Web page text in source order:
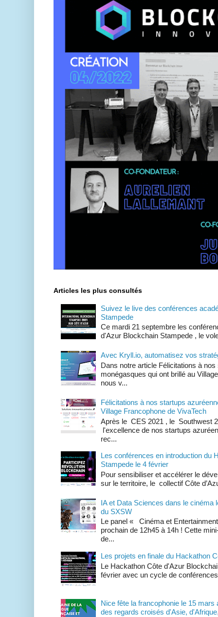
Articles les plus consultés
Suivez le live des conférences
Stampede
Ce mardi 21 septembre les
d'Azur Blockchain Stampede , le
Avec Kryll.io, automatisez vos
Dans notre article Félicitations à
monégasques qui ont brillé au
nous v...
Félicitations à nos startups
Village Francophone de VivaTech
Après le CES 2021 , le Southwest
l'excellence de nos startups
rec...
Les conférences en introduction du
Stampede le 4 février
Pour sensibiliser et accélérer le
sur le territoire, le collectif Côte
IA et Data Sciences dans le cinéma
du SXSW
Le panel « Cinéma et
prochain de 12h45 à 14h ! Cette
de...
Les projets en finale du Hackathon
Le Hackathon Côte d'Azur
février avec un cycle de
Nice fête la francophonie le 15
des regards croisés d'Asie,